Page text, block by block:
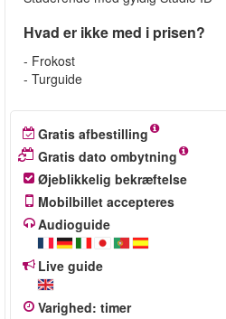
Hvad er ikke med i prisen?
- Frokost
- Turguide
Gratis afbestilling
Gratis dato ombytning
Øjeblikkelig bekræftelse
Mobilbillet accepteres
Audioguide
Live guide
Varighed: timer